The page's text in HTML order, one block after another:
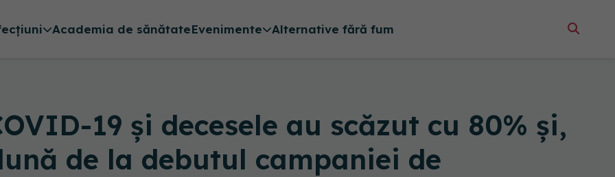
Academia de sănătateEvenimente Alternative fără fum
19 și decesele au scăzut cu 80% și,
de la debutul campaniei de